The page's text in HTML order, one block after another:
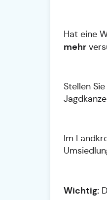
Hat eine
mehr
Stellen
Im
Wichtig: